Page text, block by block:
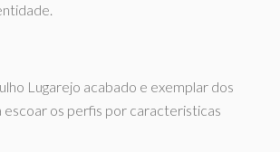
Lugarejo acabado e exemplar dos
escoar os perfis por caracteristicas